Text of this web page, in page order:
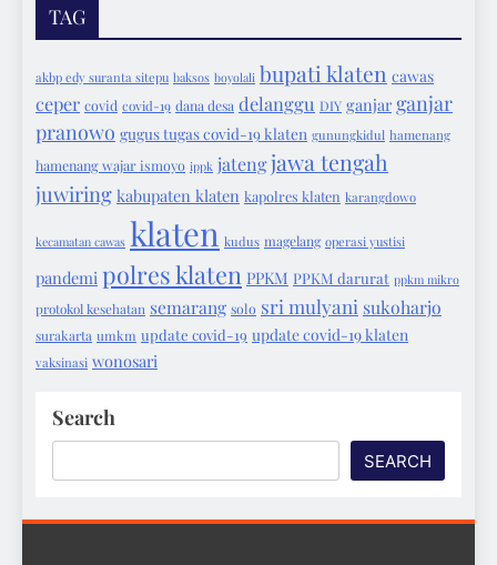
TAG
akbp edy suranta sitepu baksos boyolali bupati klaten cawas
ceper covid covid-19 dana desa delanggu DIY ganjar ganjar
pranowo gugus tugas covid-19 klaten gunungkidul hamenang
hamenang wajar ismoyo ippk jatengjawa tengah
juwiring kabupaten klaten kapolres klaten karangdowo
kecamatan cawas klaten kudus magelang operasi yustisi
pandemi polres klaten PPKM PPKM darurat ppkm mikro
protokol kesehatan semarang solo sri mulyani sukoharjo
surakarta umkm update covid-19 update covid-19 klaten
vaksinasi wonosari
Search
SEARCH